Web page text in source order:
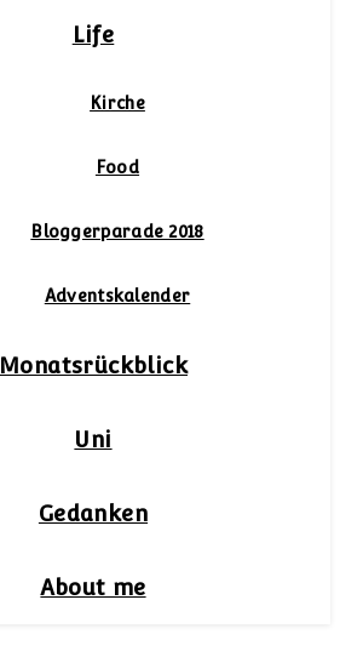
Life
Kirche
Food
Bloggerparade 2018
Adventskalender
Monatsrückblick
Uni
Gedanken
About me